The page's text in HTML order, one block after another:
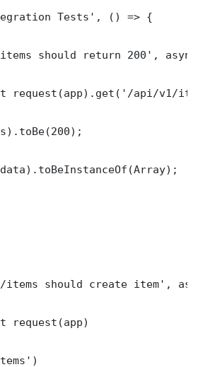
Tests', () => {
should return 200',
request(app).get('/api/v1/
items should create item',
request(app)